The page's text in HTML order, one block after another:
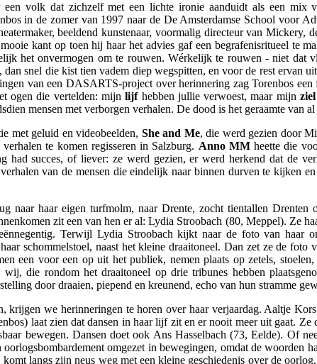
volk dat zichzelf met een lichte ironie aanduidt als een mix
in de zomer van 1997 naar de De Amsterdamse School voor
beeldend kunstenaar, voormalig directeur van Mickery,
kant op toen hij haar het advies gaf een begrafenisritueel te
het onvermogen om te rouwen. Wérkelijk te rouwen - niet dat
snel die kist tien vadem diep wegspitten, en voor de rest ervan
van een DASARTS-project over herinnering zag Torenbos
ogen die vertelden: mijnlijfhebben jullie verwoest, maar mijnziel
mensen met verborgen verhalen. De dood is het geraamte van
met geluid en videobeelden, She and Me, die werd gezien door
te komen regisseren in Salzburg. Anno MMheette die
had succes, of liever: ze werd gezien, er werd herkend dat de
van de mensen die eindelijk naar binnen durven te kijken
naar haar eigen turfmolm, naar Drente, zocht tientallen Drenten
zit een van hen er al: Lydia Stroobach (80, Meppel). Ze
Terwijl Lydia Stroobach kijkt naar de foto van haar
schommelstoel, naast het kleine draaitoneel. Dan zet ze de foto
een voor een op uit het publiek, nemen plaats op zetels,
die rondom het draaitoneel op drie tribunes hebben
door draaien, piepend en kreunend, echo van hun stramme
krijgen we herinneringen te horen over haar verjaardag. Aaltje
laat zien dat dansen in haar lijf zit en er nooit meer uit gaat. Ze
bewegen. Dansen doet ook Ans Hasselbach (73, Eelde). Of
omgezet in bewegingen, omdat de woorden
langs zijn neus weg met een kleine geschiedenis over de